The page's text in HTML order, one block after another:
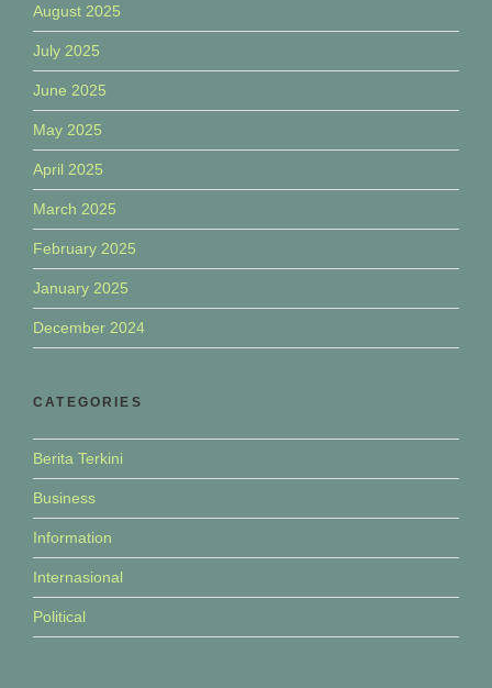
August 2025
July 2025
June 2025
May 2025
April 2025
March 2025
February 2025
January 2025
December 2024
CATEGORIES
Berita Terkini
Business
Information
Internasional
Political